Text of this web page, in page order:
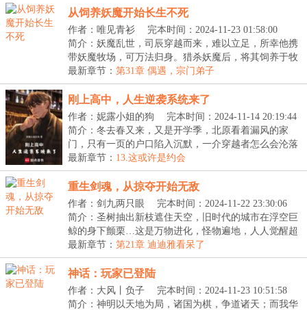
从饲养妖魔开始长生不死
作者：唯见青衫
完本时间：2024-11-23 01:58:00
简介：妖魔乱世，司辰穿越而来，难以立足，所幸他携
带妖魔牧场，可万法归身。猎杀妖魔后，将其饲养于牧
场...
最新章节： 第31章 偶遇，宗门弟子
刚上高中，人生逆袭系统来了
作者：妮露小姐的狗
完本时间：2024-11-14 20:19:44
简介：冬去春又来，又是开学季，北原看着漏风的家
门，只有一页的户口陷入沉默，一介穿越者怎么会沦落
到这...
最新章节： 13.这或许是约会
重生剑魂，从掠夺开始无敌
作者：剑九两只眼
完本时间：2024-11-22 23:30:06
简介：圣树抽出新枝遮住天空，旧时代的城市在浮空巨
鲸的身下颤栗…这是万物进化，怪物遍地，人人觉醒超
凡...
最新章节： 第21章 迪迪雅看呆了
神话：玩家已登陆
作者：大风丨负子
完本时间：2024-11-23 10:51:58
简介：神明以天地为局，诸国为棋，争道诸天；而我华